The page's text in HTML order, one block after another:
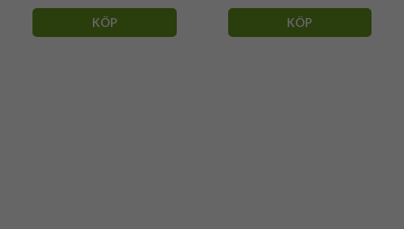
KÖP KÖP